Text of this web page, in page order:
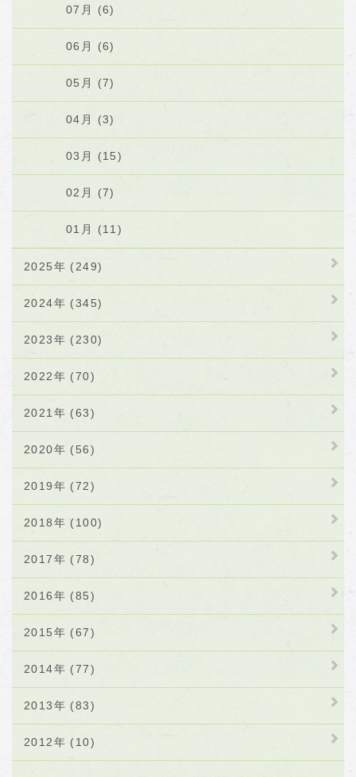
07月 (6)
06月 (6)
05月 (7)
04月 (3)
03月 (15)
02月 (7)
01月 (11)
2025年 (249)
2024年 (345)
2023年 (230)
2022年 (70)
2021年 (63)
2020年 (56)
2019年 (72)
2018年 (100)
2017年 (78)
2016年 (85)
2015年 (67)
2014年 (77)
2013年 (83)
2012年 (10)